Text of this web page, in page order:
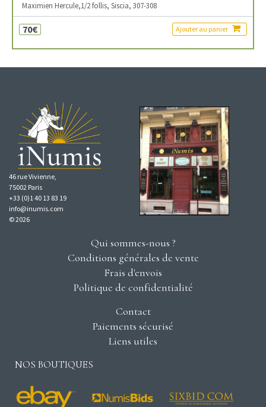
Maximien Hercule,1/2 follis, Siscia, 307-308
70€ Ajouter au panier
46 rue Vivienne,
75002 Paris
+33 (0)1 40 13 83 19
info@inumis.com
© 2026
Qui sommes-nous ?
Conditions générales de vente
Frais d'envois
Politique de confidentialité
Contact
Paiements sécurisé
Liens utiles
NOS BOUTIQUES